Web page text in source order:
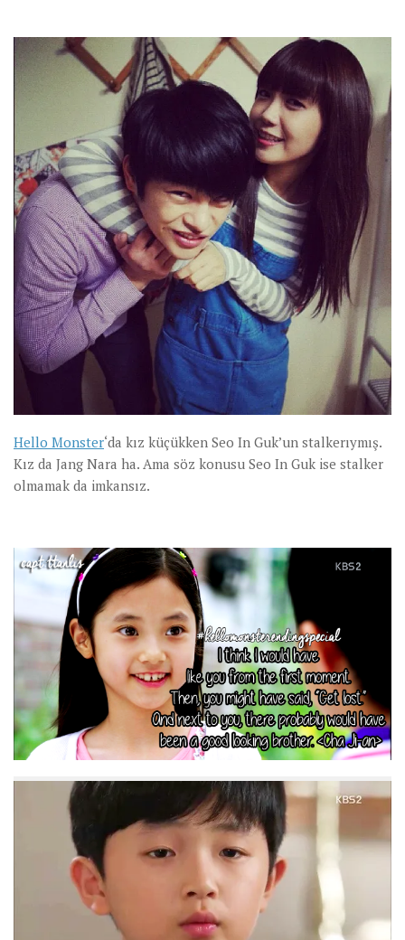
Hello Monster‘da kız küçükken Seo In Guk’un stalkerıymış.
Kız da Jang Nara ha. Ama söz konusu Seo In Guk ise stalker
olmamak da imkansız.